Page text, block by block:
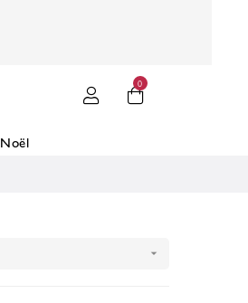
0
Noël
